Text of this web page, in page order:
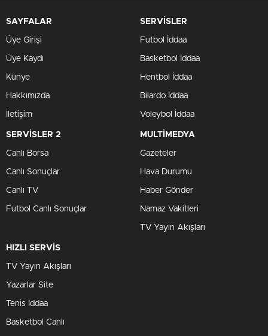
SAYFALAR
Üye Girişi
Üye Kaydı
Künye
Hakkımızda
İletişim
SERVİSLER
Futbol İddaa
Basketbol İddaa
Hentbol İddaa
Bilardo İddaa
Voleybol İddaa
SERVİSLER 2
Canlı Borsa
Canlı Sonuçlar
Canlı TV
Futbol Canlı Sonuçlar
MULTİMEDYA
Gazeteler
Hava Durumu
Haber Gönder
Namaz Vakitleri
TV Yayın Akışları
HIZLI SERVİS
TV Yayın Akışları
Yazarlar Site
Tenis İddaa
Basketbol Canlı